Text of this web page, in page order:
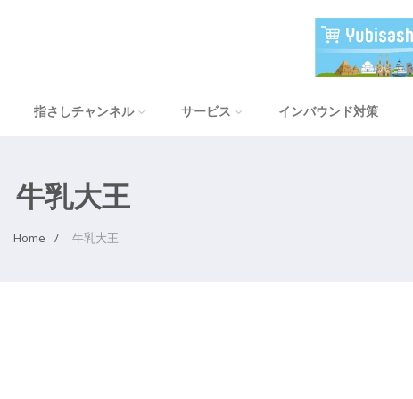
指さしチャンネル サービス インバウンド対策
牛乳大王
Home 牛乳大王